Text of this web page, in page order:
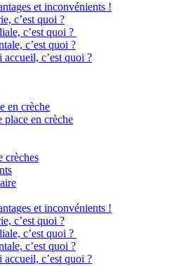
et inconvénients !
c’est quoi ?
c’est quoi ?
c’est quoi ?
c’est quoi ?
en crèche
place en crèche
crèches
et inconvénients !
c’est quoi ?
c’est quoi ?
c’est quoi ?
c’est quoi ?